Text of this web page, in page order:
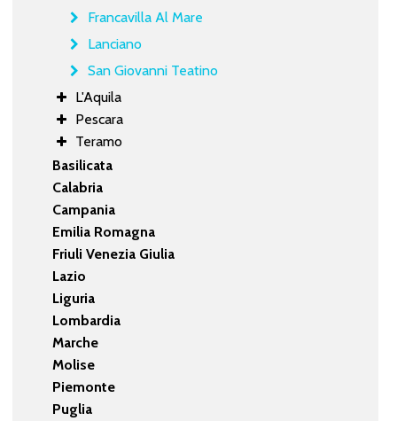
Francavilla Al Mare
Lanciano
San Giovanni Teatino
L'Aquila
Pescara
Teramo
Basilicata
Calabria
Campania
Emilia Romagna
Friuli Venezia Giulia
Lazio
Liguria
Lombardia
Marche
Molise
Piemonte
Puglia